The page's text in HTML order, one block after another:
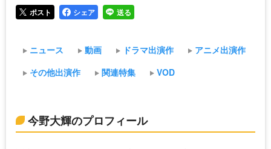
ポスト シェア 送る
ニュース 動画 ドラマ出演作
アニメ出演作
その他出演作
関連特集 VOD
今野大輝のプロフィール